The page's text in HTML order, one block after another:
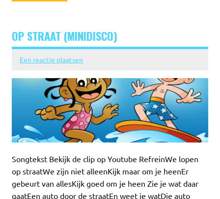
OP STRAAT (MINIDISCO)
Een reactie plaatsen
Songtekst Bekijk de clip op Youtube RefreinWe lopen
op straatWe zijn niet alleenKijk maar om je heenEr
gebeurt van allesKijk goed om je heen Zie je wat daar
gaatEen auto door de straatEn weet je watDie auto